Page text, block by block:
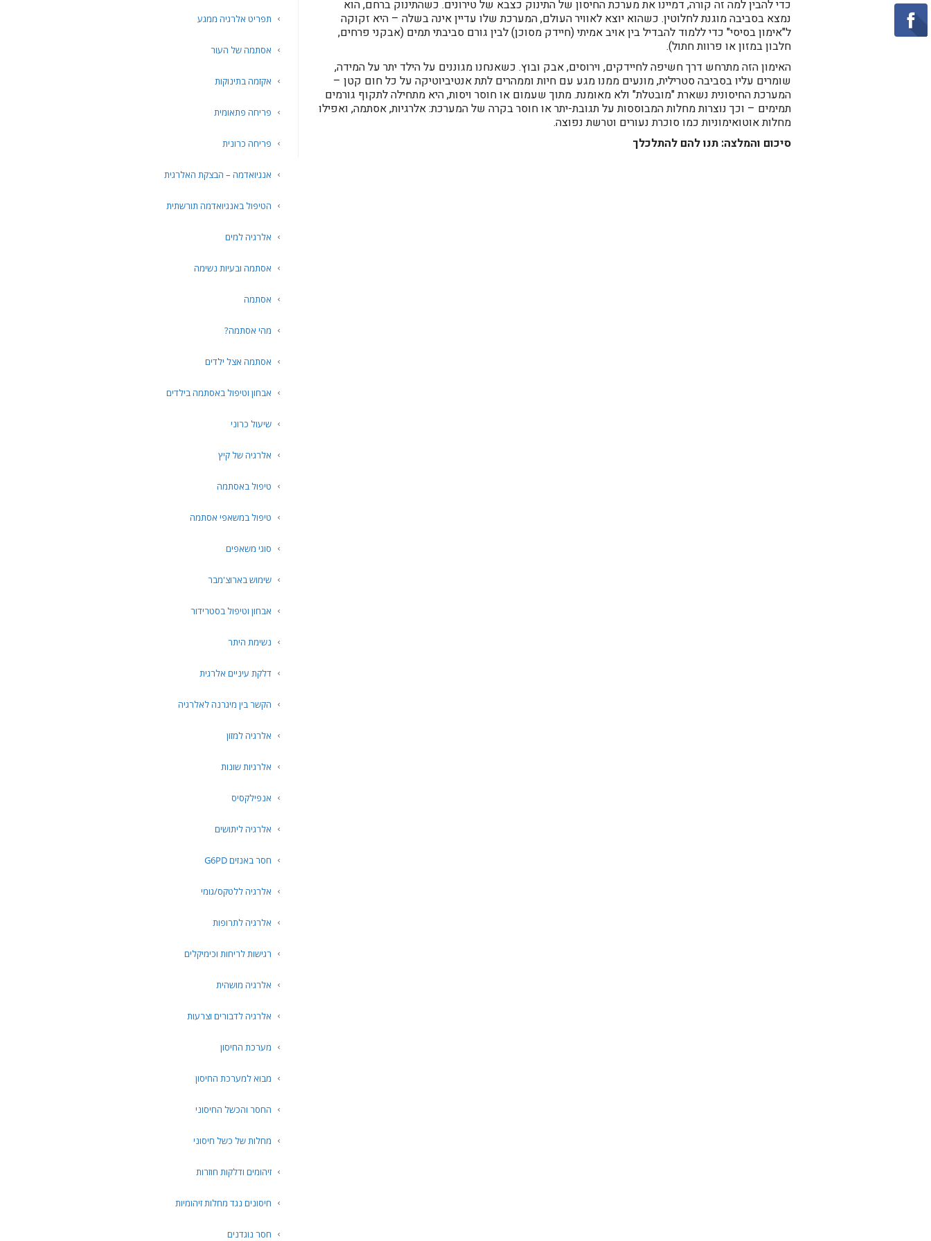
כדי להבין למה זה קורה, דמיינו את מערכת החיסון של התינוק כצבא של טירונים. כשהתינוק ברחם, הוא
נמצא בסביבה מוגנת לחלוטין. כשהוא יוצא לאוויר העולם, המערכת שלו עדיין אינה בשלה – היא זקוקה
ל"אימון בסיסי" כדי ללמוד להבדיל בין אויב אמיתי (חיידק מסוכן) לבין גורם סביבתי תמים (אבקני פרחים,
חלבון במזון או פרוות חתול).
האימון הזה מתרחש דרך חשיפה לחיידקים, וירוסים, אבק ובוץ. כשאנחנו מגוננים על הילד יתר על המידה,
שומרים עליו בסביבה סטרילית, מונעים ממנו מגע עם חיות וממהרים לתת אנטיביוטיקה על כל חום קטן –
המערכת החיסונית נשארת "מובטלת" ולא מאומנת. מתוך שעמום או חוסר ויסות, היא מתחילה לתקוף גורמים
תמימים – וכך נוצרות מחלות המבוססות על תגובת-יתר או חוסר בקרה של המערכת: אלרגיות, אסתמה, ואפילו
מחלות אוטואימוניות כמו סוכרת נעורים וטרשת נפוצה.
סיכום והמלצה: תנו להם להתלכלך
תפריט אלרגיה ממגע
אסתמה של העור
אקזמה בתינוקות
פריחה פתאומית
פריחה כרונית
אנגיואדמה – הבצקת האלרגית
הטיפול באנגיואדמה תורשתית
אלרגיה למים
אסתמה ובעיות נשימה
אסתמה
מהי אסתמה?
אסתמה אצל ילדים
אבחון וטיפול באסתמה בילדים
שיעול כרוני
אלרגיה של קיץ
טיפול באסתמה
טיפול במשאפי אסתמה
סוגי משאפים
שימוש בארוצ'מבר
אבחון וטיפול בסטרידור
נשימת היתר
דלקת עיניים אלרגית
הקשר בין מיגרנה לאלרגיה
אלרגיה למזון
אלרגיות שונות
אנפילקסיס
אלרגיה ליתושים
חסר באנזים G6PD
אלרגיה ללטקס/גומי
אלרגיה לתרופות
רגישות לריחות וכימיקלים
אלרגיה מושהית
אלרגיה לדבורים וצרעות
מערכת החיסון
מבוא למערכת החיסון
החסר והכשל החיסוני
מחלות של כשל חיסוני
זיהומים ודלקות חוזרות
חיסונים נגד מחלות זיהומיות
חסר נוגדנים